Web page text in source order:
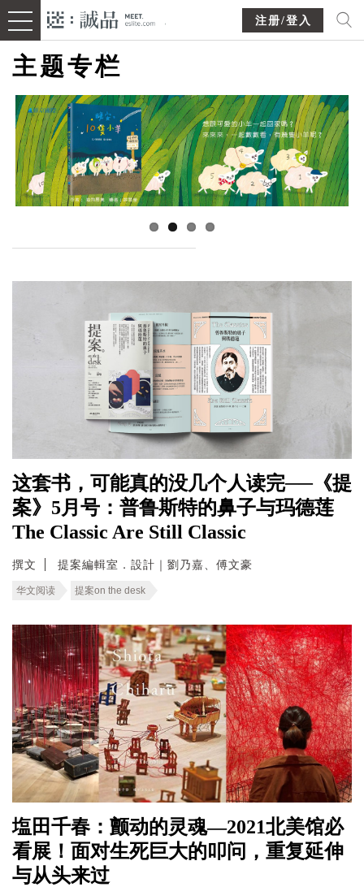
注册/登入
主题专栏
这套书，可能真的没几个人读完──《提
案》5月号：普鲁斯特的鼻子与玛德莲
The Classic Are Still Classic
撰文 提案編輯室．設計｜劉乃嘉、傅文豪
华文阅读 提案on the desk
塩田千春：颤动的灵魂—2021北美馆必
看展！面对生死巨大的叩问，重复延伸
与从头来过